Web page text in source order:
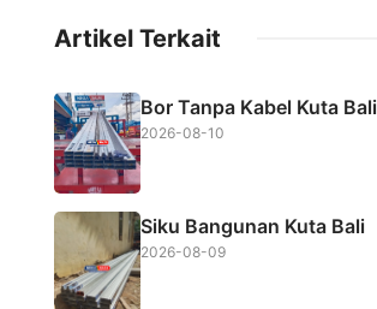
e
b
o
o
k
t
e
t
A
Artikel Terkait
Bor Tanpa Kabel Kuta Bali
2026-08-10
Siku Bangunan Kuta Bali
2026-08-09